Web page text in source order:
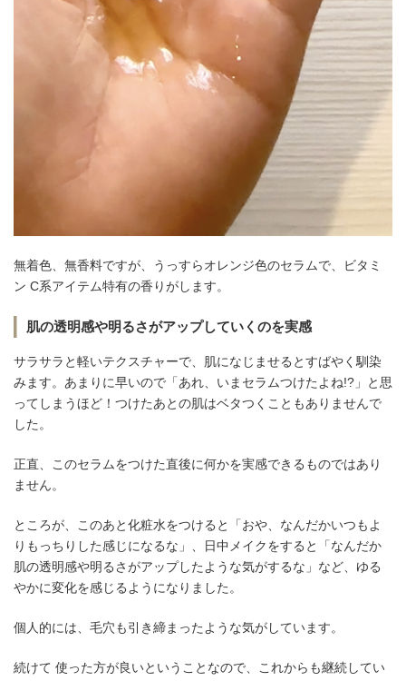
無着色、無香料ですが、うっすらオレンジ色のセラムで、ビタミ
ン C系アイテム特有の香りがします。
肌の透明感や明るさがアップしていくのを実感
サラサラと軽いテクスチャーで、肌になじませるとすばやく馴染
みます。あまりに早いので「あれ、いまセラムつけたよね!?」と思
ってしまうほど！つけたあとの肌はベタつくこともありませんで
した。
正直、このセラムをつけた直後に何かを実感できるものではあり
ません。
ところが、このあと化粧水をつけると「おや、なんだかいつもよ
りもっちりした感じになるな」、日中メイクをすると「なんだか
肌の透明感や明るさがアップしたような気がするな」など、ゆる
やかに変化を感じるようになりました。
個人的には、毛穴も引き締まったような気がしています。
続けて 使った方が良いということなので、これからも継続してい